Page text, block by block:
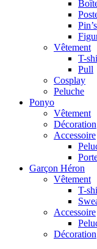
Pin’s
Vêtement
T-
Pull
Cosplay
Peluche
Ponyo
Vêtement
Décoration
Accessoire
Garçon Héron
Vêtement
T-
Accessoire
Décoration